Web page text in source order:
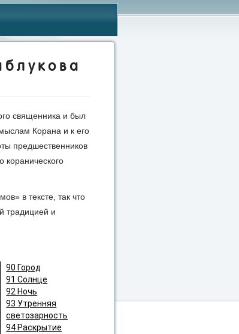
священника и был
Корана и к его
предшественников
коранического
в тексте, так что
традицией и
90 Город
91 Солнце
92 Ночь
93 Утренняя
светозарность
94 Раскрытие